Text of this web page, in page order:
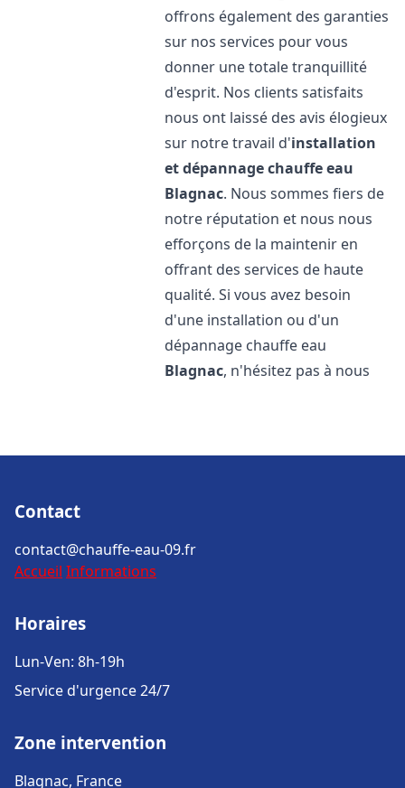
offrons également des garanties
sur nos services pour vous
donner une totale tranquillité
d'esprit. Nos clients satisfaits
nous ont laissé des avis élogieux
sur notre travail d'installation
et dépannage chauffe eau
Blagnac. Nous sommes fiers de
notre réputation et nous nous
efforçons de la maintenir en
offrant des services de haute
qualité. Si vous avez besoin
d'une installation ou d'un
dépannage chauffe eau
Blagnac, n'hésitez pas à nous
Contact
contact@chauffe-eau-09.fr
Accueil Informations
Horaires
Lun-Ven: 8h-19h
Service d'urgence 24/7
Zone intervention
Blagnac, France